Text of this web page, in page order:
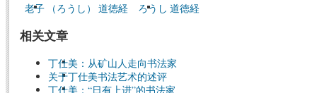
老子 （ろうし） 道徳経
ろうし 道徳経
相关文章
丁仕美：从矿山人走向书法家
关于丁仕美书法艺术的述评
丁仕美：“日有上进”的书法家